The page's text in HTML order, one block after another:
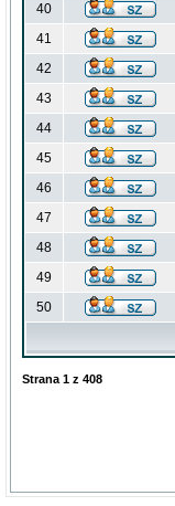
40
41
42
43
44
45
46
47
48
49
50
Strana 1 z 408